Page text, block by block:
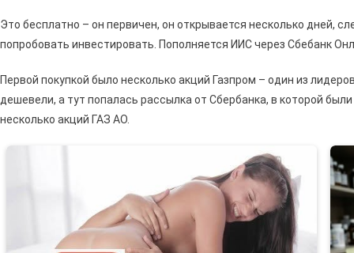
Это бесплатно – он первичен, он открывается несколько дней,
попробовать инвестировать. Пополняется ИИС через Сбебанк
Первой покупкой было несколько акций Газпром – один из
дешевели, а тут попалась рассылка от Сбербанка, в которой
несколько акций ГАЗ АО.